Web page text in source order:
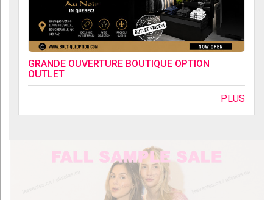
GRANDE OUVERTURE BOUTIQUE OPTION
OUTLET
PLUS